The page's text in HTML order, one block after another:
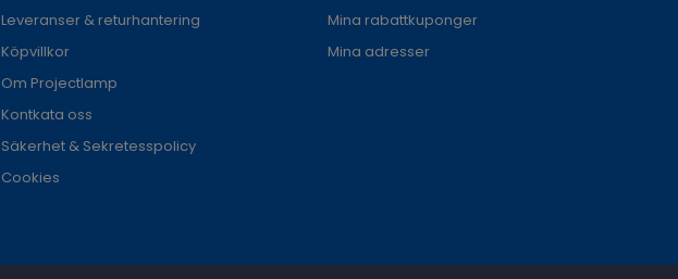
Leveranser & returhantering
Köpvillkor
Om Projectlamp
Kontkata oss
Säkerhet & Sekretesspolicy
Cookies
Mina rabattkuponger
Mina adresser